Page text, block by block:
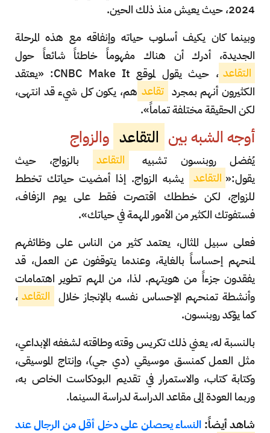
2024، حيث يعيش منذ ذلك الحين.
وبينما كان يكيف أسلوب حياته وإنفاقه مع هذه المرحلة
الجديدة، أدرك أن هناك مفهوماً خاطئاً شائعاً حول
التقاعد
، حيث يقول لموقع CNBC Make It: «يعتقد
الكثيرون أنهم بمجرد تقاعد هم، يكون كل شيء قد انتهى،
لكن الحقيقة مختلفة تماماً».
أوجه الشبه بين التقاعد والزواج
يُفضل روبنسون تشبيه التقاعد
بالزواج، حيث
يقول:« التقاعد يشبه الزواج. إذا أمضيت حياتك تخطط
للزواج، لكن خططك اقتصرت فقط على يوم الزفاف،
فستفوتك الكثير من الأمور المهمة في حياتك».
فعلى سبيل المثال، يعتمد كثير من الناس على وظائفهم
لمنحهم إحساساً بالغاية، وعندما يتوقفون عن العمل، قد
يفقدون جزءاً من هويتهم. لذا، من المهم تطوير اهتمامات
وأنشطة تمنحهم الإحساس نفسه بالإنجاز خلال التقاعد ،
كما يؤكد روبنسون.
بالنسبة له، يعني ذلك تكريس وقته وطاقته لشغفه الإبداعي،
مثل العمل كمنسق موسيقي (دي جي)، وإنتاج الموسيقى،
وكتابة كتاب، والاستمرار في تقديم البودكاست الخاص به،
وربما العودة إلى مقاعد الدراسة لدراسة السينما.
شاهد أيضاً: النساء يحصلن على دخل أقل من الرجال عند